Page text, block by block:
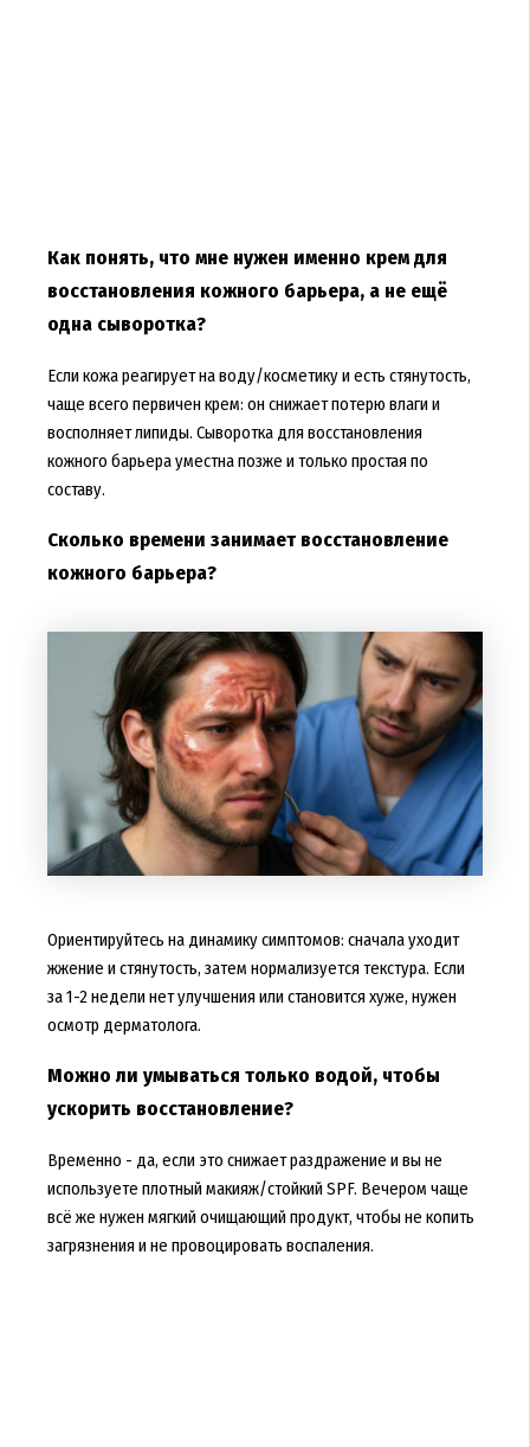
Как понять, что мне нужен именно крем для
восстановления кожного барьера, а не ещё
одна сыворотка?
Если кожа реагирует на воду/косметику и есть стянутость,
чаще всего первичен крем: он снижает потерю влаги и
восполняет липиды. Сыворотка для восстановления
кожного барьера уместна позже и только простая по
составу.
Сколько времени занимает восстановление
кожного барьера?
Ориентируйтесь на динамику симптомов: сначала уходит
жжение и стянутость, затем нормализуется текстура. Если
за 1-2 недели нет улучшения или становится хуже, нужен
осмотр дерматолога.
Можно ли умываться только водой, чтобы
ускорить восстановление?
Временно - да, если это снижает раздражение и вы не
используете плотный макияж/стойкий SPF. Вечером чаще
всё же нужен мягкий очищающий продукт, чтобы не копить
загрязнения и не провоцировать воспаления.